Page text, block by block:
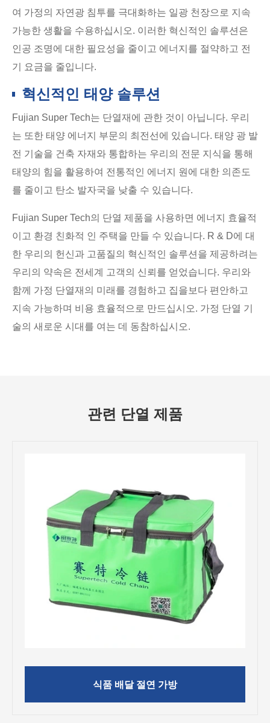
여 가정의 자연광 침투를 극대화하는 일광 천장으로 지속
가능한 생활을 수용하십시오. 이러한 혁신적인 솔루션은
인공 조명에 대한 필요성을 줄이고 에너지를 절약하고 전
기 요금을 줄입니다.
혁신적인 태양 솔루션
Fujian Super Tech는 단열재에 관한 것이 아닙니다. 우리
는 또한 태양 에너지 부문의 최전선에 있습니다. 태양 광 발
전 기술을 건축 자재와 통합하는 우리의 전문 지식을 통해
태양의 힘을 활용하여 전통적인 에너지 원에 대한 의존도
를 줄이고 탄소 발자국을 낮출 수 있습니다.
Fujian Super Tech의 단열 제품을 사용하면 에너지 효율적
이고 환경 친화적 인 주택을 만들 수 있습니다. R & D에 대
한 우리의 헌신과 고품질의 혁신적인 솔루션을 제공하려는
우리의 약속은 전세계 고객의 신뢰를 얻었습니다. 우리와
함께 가정 단열재의 미래를 경험하고 집을보다 편안하고
지속 가능하며 비용 효율적으로 만드십시오. 가정 단열 기
술의 새로운 시대를 여는 데 동참하십시오.
관련 단열 제품
식품 배달 절연 가방